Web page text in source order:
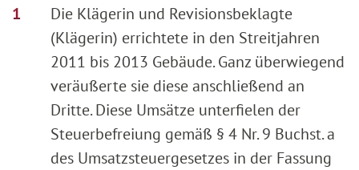
Die Klägerin und Revisionsbeklagte
(Klägerin) errichtete in den Streitjahren
2011 bis 2013 Gebäude. Ganz überwiegend
veräußerte sie diese anschließend an
Dritte. Diese Umsätze unterfielen der
Steuerbefreiung gemäß § 4 Nr. 9 Buchst. a
des Umsatzsteuergesetzes in der Fassung